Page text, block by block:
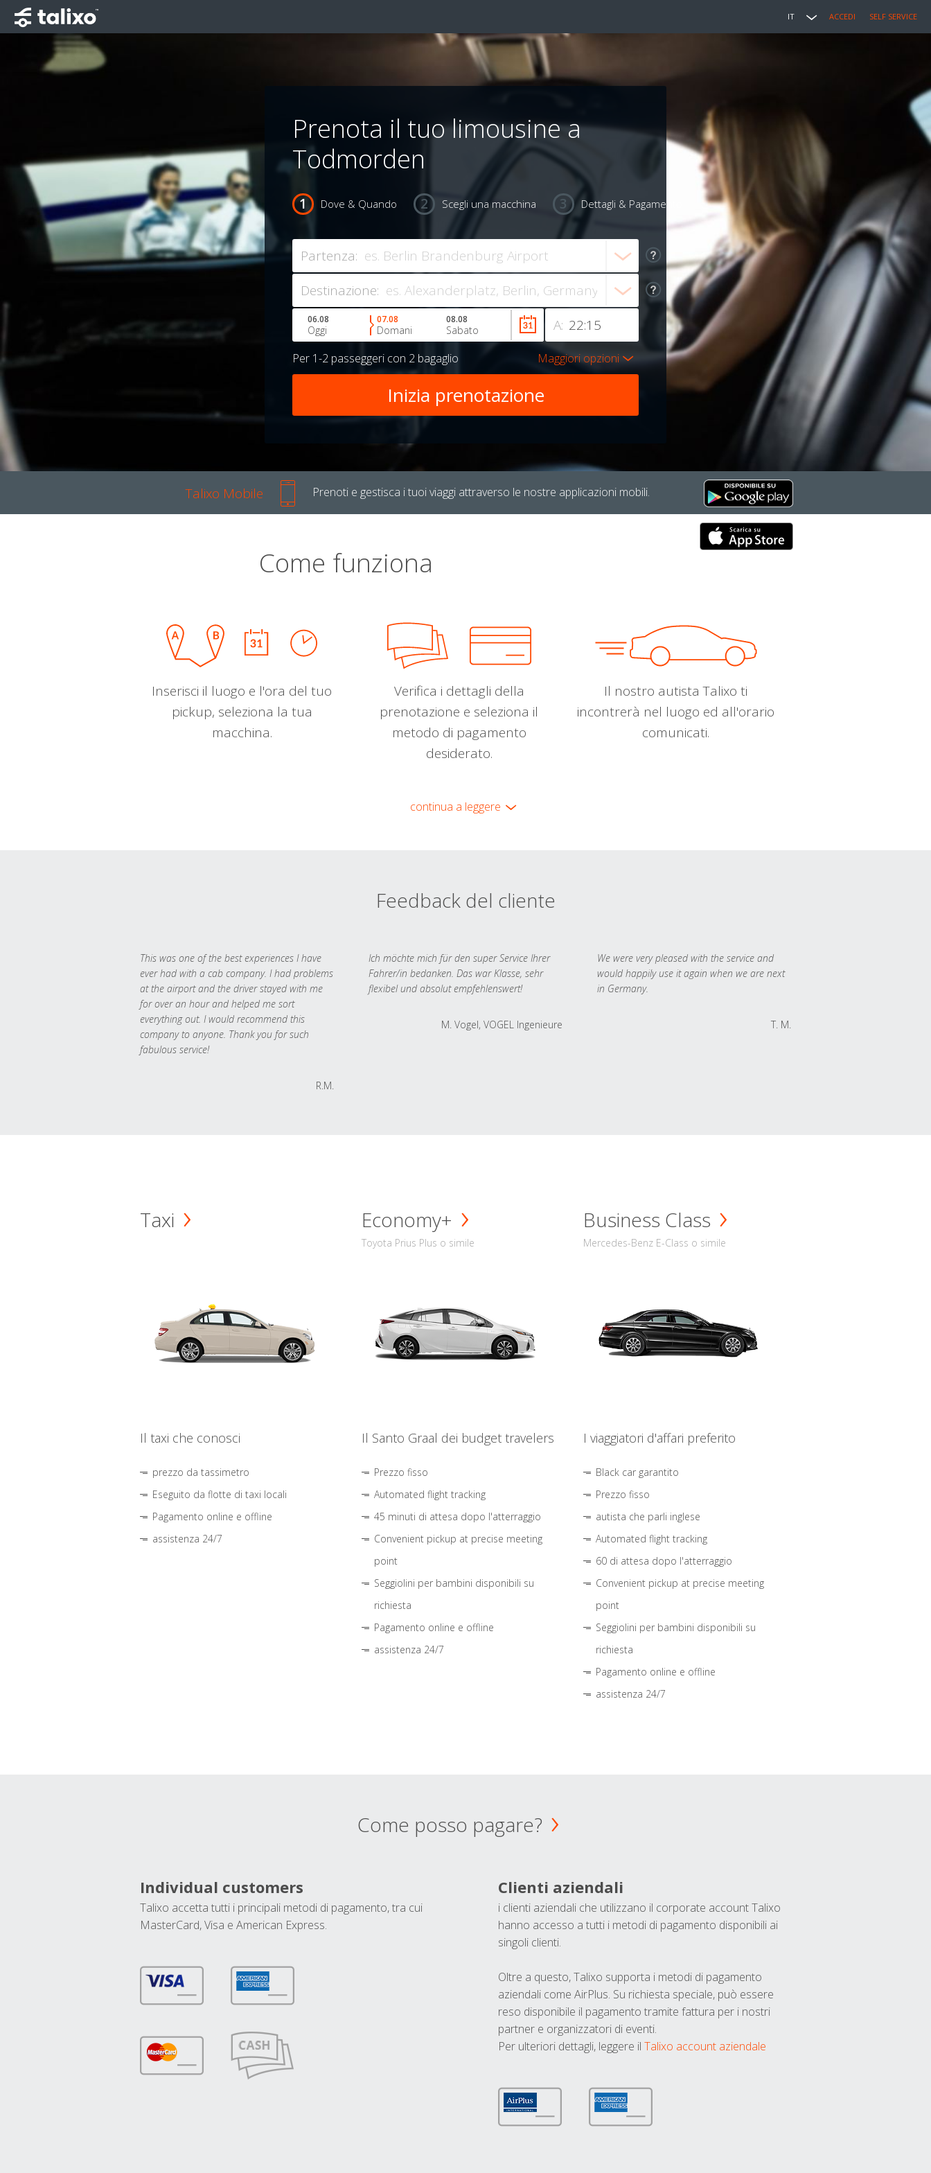
IT ACCEDI SELF SERVICE
Prenota il tuo limousine a
Todmorden
Dove & Quando Scegli una macchina Dettagli & Pagamento
Partenza:
Destinazione:
A:
06.08
Oggi
07.08
Domani
08.08
Sabato
Per 1-2 passeggeri con 2 bagaglio Maggiori opzioni
Talixo Mobile Prenoti e gestisca i tuoi viaggi attraverso le nostre applicazioni mobili.
Come funziona
Inserisci il luogo e l'ora del tuo
pickup, seleziona la tua
macchina.
Verifica i dettagli della
prenotazione e seleziona il
metodo di pagamento
desiderato.
Il nostro autista Talixo ti
incontrerà nel luogo ed all'orario
comunicati.
continua a leggere
Feedback del cliente
This was one of the best experiences I have
ever had with a cab company. I had problems
at the airport and the driver stayed with me
for over an hour and helped me sort
everything out. I would recommend this
company to anyone. Thank you for such
fabulous service!
R.M.
Ich möchte mich für den super Service Ihrer
Fahrer/in bedanken. Das war Klasse, sehr
flexibel und absolut empfehlenswert!
M. Vogel, VOGEL Ingenieure
We were very pleased with the service and
would happily use it again when we are next
in Germany.
T. M.
Taxi
Il taxi che conosci
prezzo da tassimetro
Eseguito da flotte di taxi locali
Pagamento online e offline
assistenza 24/7
Economy+
Toyota Prius Plus o simile
Il Santo Graal dei budget travelers
Prezzo fisso
Automated flight tracking
45 minuti di attesa dopo l'atterraggio
Convenient pickup at precise meeting
point
Seggiolini per bambini disponibili su
richiesta
Pagamento online e offline
assistenza 24/7
Business Class
Mercedes-Benz E-Class o simile
I viaggiatori d'affari preferito
Black car garantito
Prezzo fisso
autista che parli inglese
Automated flight tracking
60 di attesa dopo l'atterraggio
Convenient pickup at precise meeting
point
Seggiolini per bambini disponibili su
richiesta
Pagamento online e offline
assistenza 24/7
Come posso pagare?
Individual customers
Talixo accetta tutti i principali metodi di pagamento, tra cui
MasterCard, Visa e American Express.
Clienti aziendali
i clienti aziendali che utilizzano il corporate account Talixo
hanno accesso a tutti i metodi di pagamento disponibili ai
singoli clienti.
Oltre a questo, Talixo supporta i metodi di pagamento
aziendali come AirPlus. Su richiesta speciale, può essere
reso disponibile il pagamento tramite fattura per i nostri
partner e organizzatori di eventi.
Per ulteriori dettagli, leggere il Talixo account aziendale